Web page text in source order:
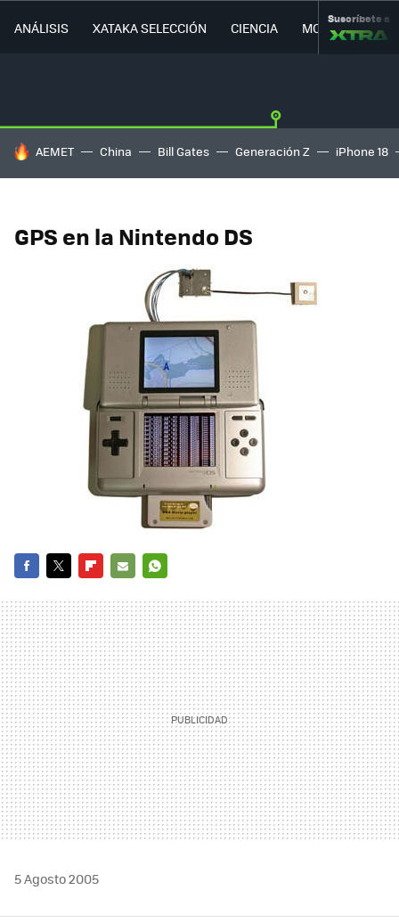
ANÁLISIS XATAKA SELECCIÓN CIENCIA MOVILIDAD
Suscríbete a
HOY SE HABLA DE
AEMET China Bill Gates Generación Z iPhone 18
GPS en la Nintendo DS
MAIL
5 Agosto 2005